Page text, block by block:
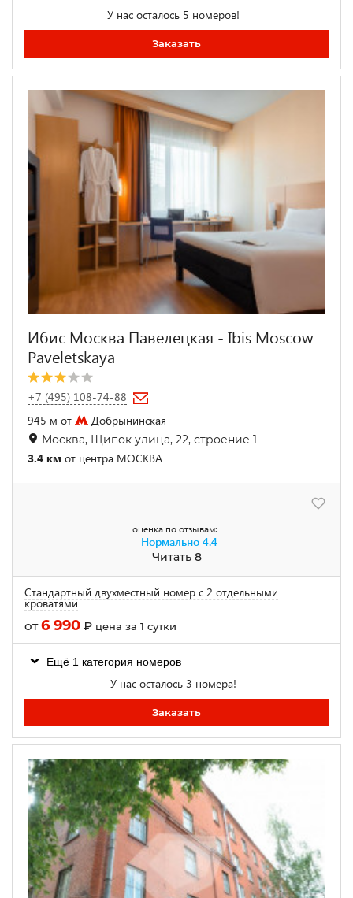
У нас осталось 5 номеров!
Заказать
Ибис Москва Павелецкая - Ibis Moscow
Paveletskaya
+7 (495) 108-74-88
945 м от
Добрынинская
Москва, Щипок улица, 22, строение 1
3.4 км от центра МОСКВА
оценка по отзывам:
Нормально 4.4
Читать 8
Стандартный двухместный номер с 2 отдельными
кроватями
от6 990 ₽ цена за 1 сутки
Ещё 1 категория номеров
У нас осталось 3 номера!
Заказать